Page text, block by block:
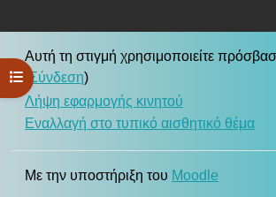
Άνοιγμα ευρετηρίου μαθήματος
Αυτή τη στιγμή χρησιμοποιείτε
Σύνδεση)
Λήψη εφαρμογής κινητού
Εναλλαγή στο τυπικό αισθητικό θέμα
Με την υποστήριξη του Moodle